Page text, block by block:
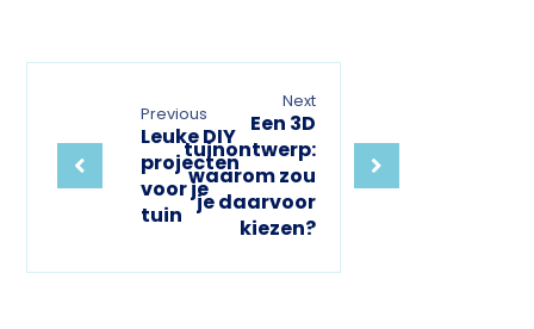
Previous
Leuke DIY
projecten
voor je
tuin
Next
Een 3D
tuinontwerp:
waarom zou
je daarvoor
kiezen?